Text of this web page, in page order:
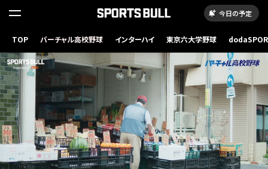
今日の予定
TOP バーチャル高校野球 インターハイ 東京六大学野球